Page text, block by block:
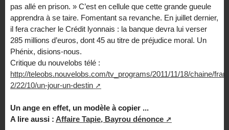
pas allé en prison. » C’est en cellule que cette grande gueule
apprendra à se taire. Fomentant sa revanche. En juillet dernier,
il fera cracher le Crédit lyonnais : la banque devra lui verser
285 millions d’euros, dont 45 au titre de préjudice moral. Un
Phénix, disions-nous.
Critique du nouvelobs télé :
http://teleobs.nouvelobs.com/tv_programs/2011/11/18/chaine/
2/22/10/un-jour-un-destin
Un ange en effet, un modèle à copier ...
A lire aussi : Affaire Tapie, Bayrou dénonce